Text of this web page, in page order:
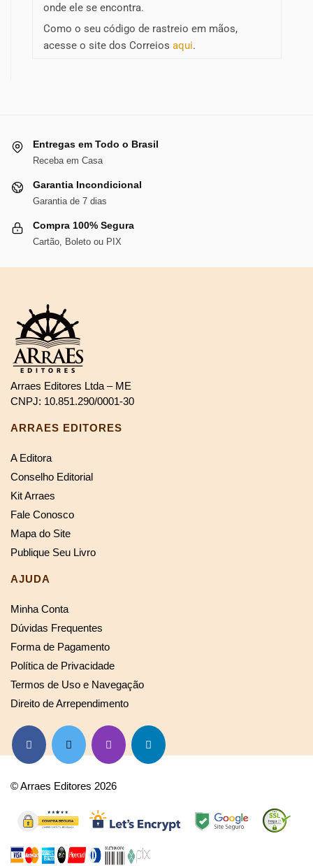
onde ele se encontra.
Como o seu código de rastreio em mãos,
acesse o site dos Correios aqui.
Entregas em Todo o Brasil
Receba em Casa
Garantia Incondicional
Garantia de 7 dias
Compra 100% Segura
Cartão, Boleto ou PIX
Arraes Editores Ltda – ME
CNPJ: 10.851.290/0001-30
ARRAES EDITORES
A Editora
Conselho Editorial
Kit Arraes
Fale Conosco
Mapa do Site
Publique Seu Livro
AJUDA
Minha Conta
Dúvidas Frequentes
Forma de Pagamento
Política de Privacidade
Termos de Uso e Navegação
Direito de Arrependimento
© Arraes Editores 2026